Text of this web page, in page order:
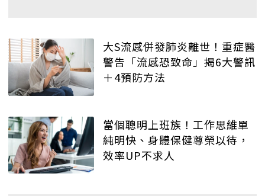
大S流感併發肺炎離世！重症醫
警告「流感恐致命」揭6大警訊
＋4預防方法
當個聰明上班族！工作思維單
純明快、身體保健尊榮以待，
效率UP不求人